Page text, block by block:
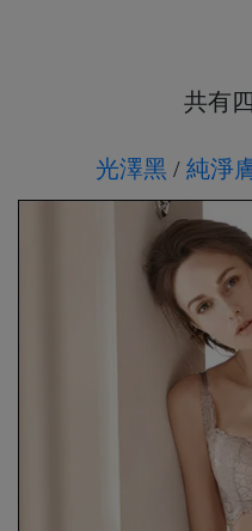
7、8月滿千折百17
7、8月滿千折百18
7、8月滿千折百19
7、8月滿千折百20
7、8月滿千折百21
7、8月滿千折百22
7、8月滿千折百25
浪漫疊加｜全館滿4000贈貓
共有
光澤黑 / 純淨